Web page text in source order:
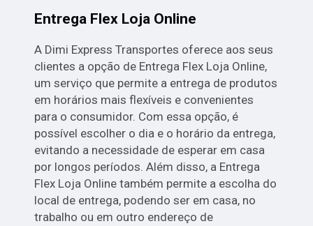
Entrega Flex Loja Online
A Dimi Express Transportes oferece aos seus
clientes a opção de Entrega Flex Loja Online,
um serviço que permite a entrega de produtos
em horários mais flexíveis e convenientes
para o consumidor. Com essa opção, é
possível escolher o dia e o horário da entrega,
evitando a necessidade de esperar em casa
por longos períodos. Além disso, a Entrega
Flex Loja Online também permite a escolha do
local de entrega, podendo ser em casa, no
trabalho ou em outro endereço de